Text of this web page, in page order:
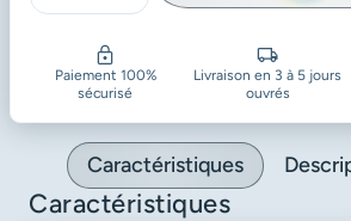
Paiement 100%
sécurisé
Livraison en 3 à 5 jours
ouvrés
Caractéristiques
Caractéristiques